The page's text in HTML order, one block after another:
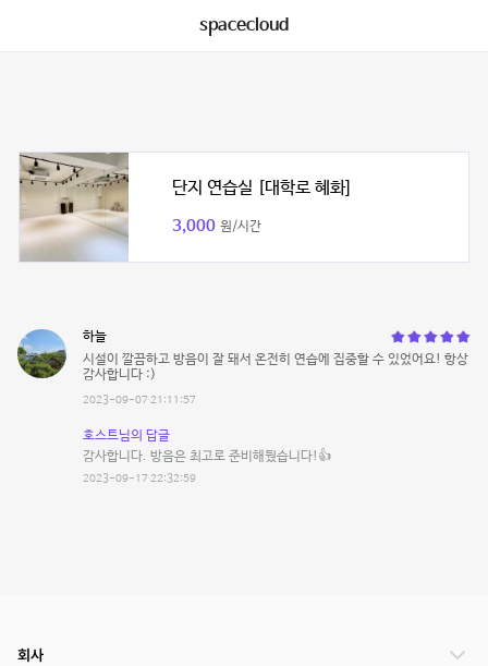
spacecloud
단지 연습실 [대학로 혜화]
3,000 원/시간
하늘
시설이 깔끔하고 방음이 잘 돼서 온전히 연습에 집중할 수 있었어요! 항상
감사합니다 :)
2023-09-07 21:11:57
호스트님의 답글
감사합니다. 방음은 최고로 준비해뒀습니다!👍
2023-09-17 22:32:59
회사